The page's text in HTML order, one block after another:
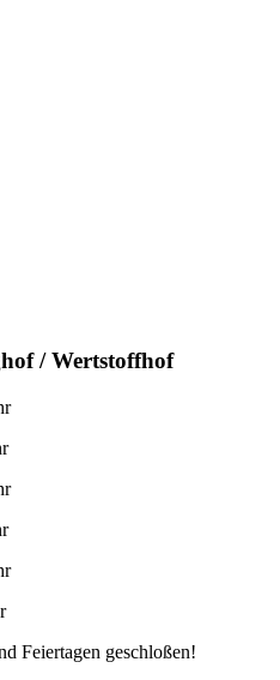
/ Wertstoffhof
Feiertagen geschloßen!